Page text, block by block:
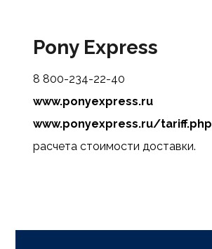
Pony Express
8 800-234-22-40
www.ponyexpress.ru
www.ponyexpress.ru/tariff.php
расчета стоимости доставки.